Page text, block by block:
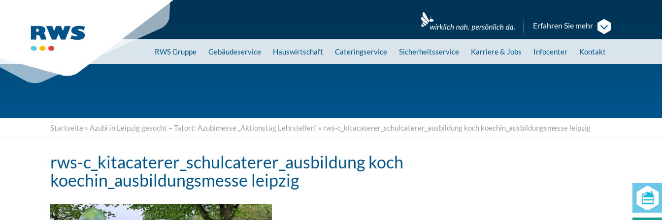
Erfahren Sie mehr
RWSGruppe Gebäudeservice Hauswirtschaft Cateringservice Sicherheitsservice Karriere& Jobs Infocenter Kontakt
Startseite » Azubi in Leipzig gesucht – Tatort: Azubimesse „Aktionstag Lehrstellen“ » rws-c_kitacaterer_schulcaterer_ausbildung koch koechin_ausbildungsmesse leipzig
rws-c_kitacaterer_schulcaterer_ausbildung koch
koechin_ausbildungsmesse leipzig